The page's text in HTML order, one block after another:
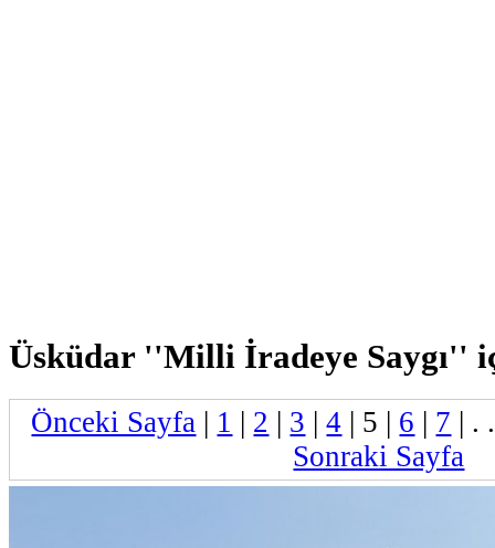
Üsküdar ''Milli İradeye Saygı''
Önceki Sayfa | 1 | 2 | 3 |4 | 5 | 6 | 7 | .
Sonraki Sayfa